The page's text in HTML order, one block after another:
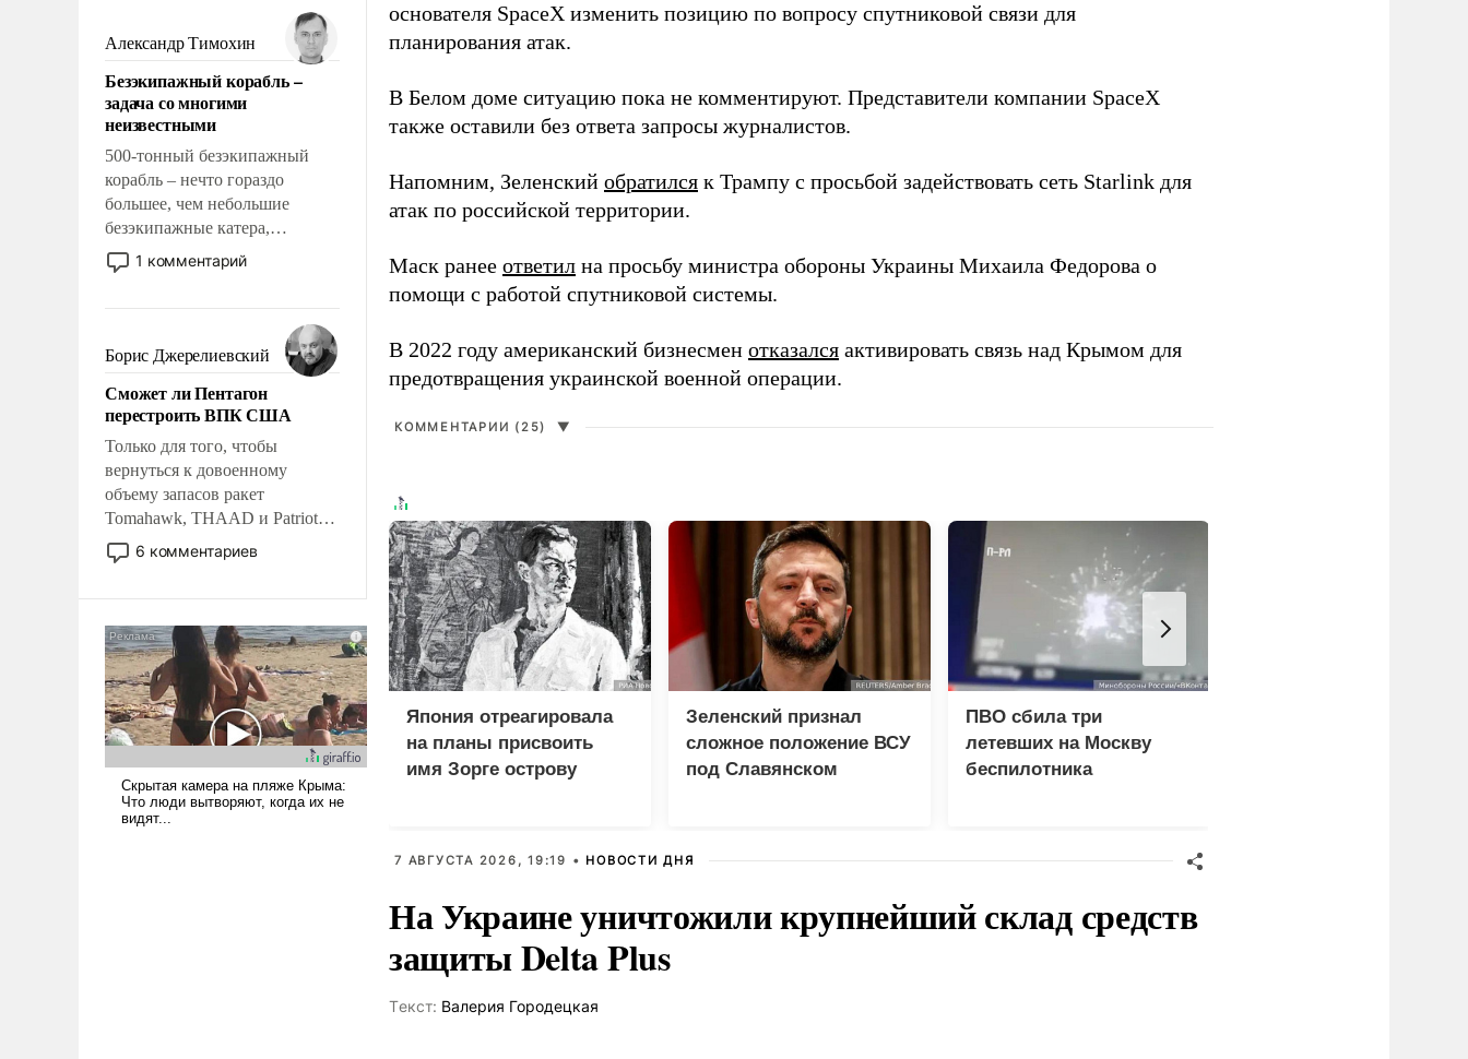
мужественным и твердым под
ударами судьбы, брать на себя
ответственность, помогать
слабым, идти вперед и
адаптироваться.
Александр Тимохин
Безэкипажный корабль –
задача со многими
неизвестными
500-тонный безэкипажный
корабль – нечто гораздо
большее, чем небольшие
безэкипажные катера,
применение которых уже
стало обыденностью. Задача по
сложна и амбициозна. Однако
и ее реализация радикально
поднимет наши боевые
возможности.
1 комментарий
Борис Джерелиевский
Сможет ли Пентагон
перестроить ВПК США
Только для того, чтобы
вернуться к довоенному
объему запасов ракет
Tomahawk, THAAD и Patriot
США потребуется более трех
лет. Даже небольшая война с
Сложившаяся ситуация
означает многолетний период
уязвимости США, например,
перед Китаем.
6 комментариев
основателя SpaceX изменить позицию по вопросу спутниковой связи для
планирования атак.
В Белом доме ситуацию пока не комментируют. Представители компании SpaceX
также оставили без ответа запросы журналистов.
Напомним, Зеленский обратился к Трампу с просьбой задействовать сеть Starlink для
атак по российской территории.
Маск ранее ответил на просьбу министра обороны Украины Михаила Федорова о
помощи с работой спутниковой системы.
В 2022 году американский бизнесмен отказался активировать связь над Крымом для
предотвращения украинской военной операции.
КОММЕНТАРИИ (25) ▼
Япония отреагировала
на планы присвоить
имя Зорге острову
Зеленский признал
сложное положение ВСУ
под Славянском
ПВО сбила три
летевших на Москву
беспилотника
7 АВГУСТА 2026, 19:19 • НОВОСТИ ДНЯ
На Украине уничтожили крупнейший склад средств
защиты Delta Plus
Tекст: Валерия Городецкая